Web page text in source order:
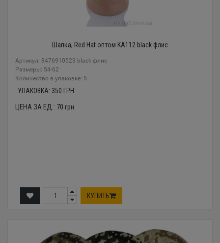
Шапка, Red Hat оптом KA112 black флис
Артикул: 8476910523 black флис
Размеры: 54-62
Количество в упаковке: 5
УПАКОВКА: 350 ГРН.
ЦЕНА ЗА ЕД.: 70 грн.
КУПИТЬ